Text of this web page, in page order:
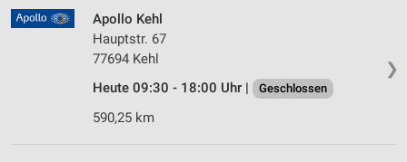
❯
Apollo Kehl
Hauptstr. 67
77694 Kehl
Heute 09:30 - 18:00 Uhr |
Geschlossen
590,25 km